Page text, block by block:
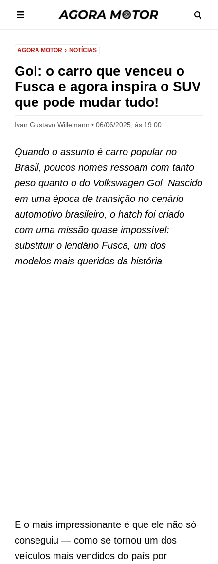
AGORA MOTOR NOTÍCIAS
Gol: o carro que venceu o
Fusca e agora inspira o SUV
que pode mudar tudo!
Ivan Gustavo Willemann 06/06/2025, às 19:00
Quando o assunto é carro popular no
Brasil, poucos nomes ressoam com tanto
peso quanto o do Volkswagen Gol. Nascido
em uma época de transição no cenário
automotivo brasileiro, o hatch foi criado
com uma missão quase impossível:
substituir o lendário Fusca, um dos
modelos mais queridos da história.
E o mais impressionante é que ele não só
conseguiu — como se tornou um dos
veículos mais vendidos do país por